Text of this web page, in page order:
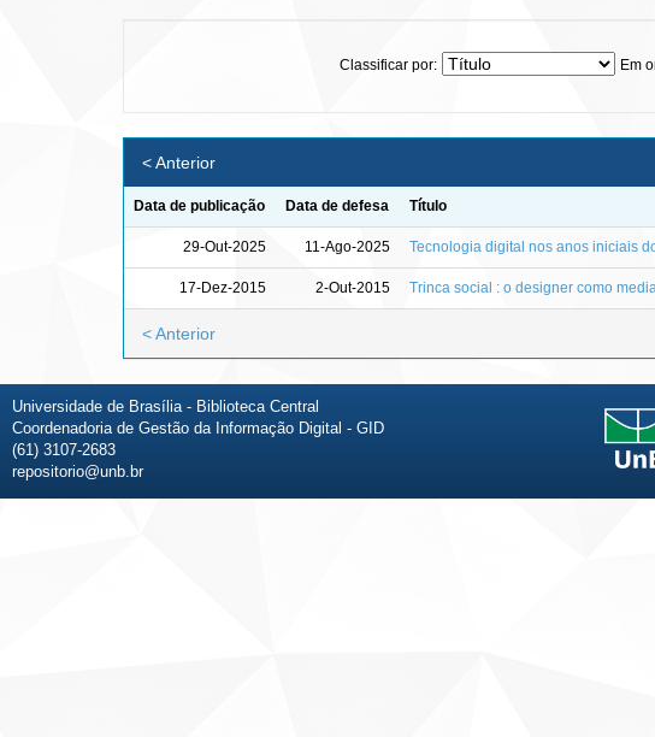
Classificar por: Em
< Anterior
Data de publicação Data de defesa Título
29-Out-2025 11-Ago-2025 Tecnologia digital nos anos iniciais
17-Dez-2015 2-Out-2015 Trinca social : o designer como
< Anterior
Universidade de Brasília - Biblioteca Central
Coordenadoria de Gestão da Informação Digital - GID
(61) 3107-2683
repositorio@unb.br